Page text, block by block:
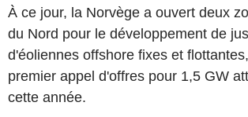
À ce jour, la Norvège a ouvert deux
du Nord pour le développement de
d'éoliennes offshore fixes et
premier appel d'offres pour 1,5 GW
cette année.